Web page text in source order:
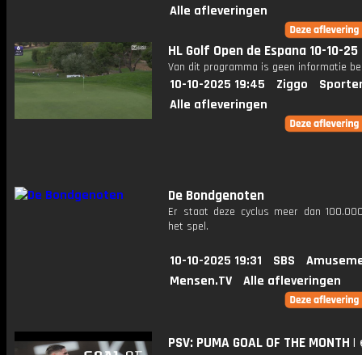
Alle afleveringen
HL Golf Open de Espana 10-10-25
Van dit programma is geen informatie
10-10-2025 19:45 Ziggo
Alle afleveringen
De Bondgenoten
Er staat deze cyclus meer dan
het spel.
10-10-2025 19:31 SBS
Mensen.TV
Alle afleveringen
PSV: PUMA GOAL OF THE MONTH